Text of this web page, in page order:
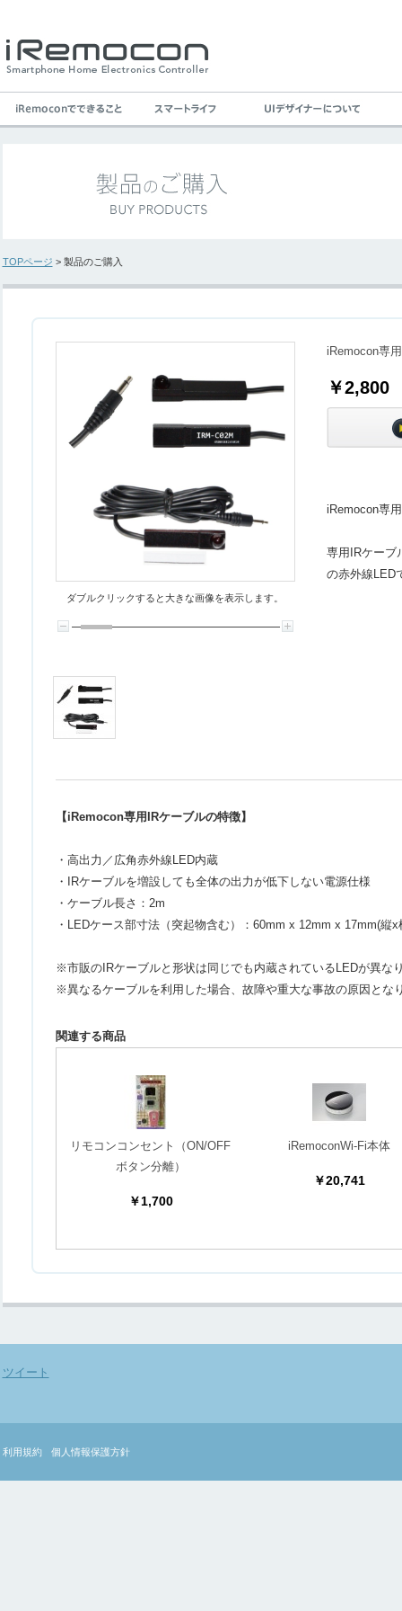
TOPページ > 製品のご購入
ダブルクリックすると大きな画像を表示します。
iRemocon専
￥2,800
iRemocon専
専用IRケーブ
の赤外線LED
【iRemocon専用IRケーブルの特徴】
・高出力／広角赤外線LED内蔵
・IRケーブルを増設しても全体の出力が低下しない電源仕様
・ケーブル長さ：2m
・LEDケース部寸法（突起物含む）：60mm x 12mm x 17mm(縦x
※市販のIRケーブルと形状は同じでも内蔵されているLEDが異な
※異なるケーブルを利用した場合、故障や重大な事故の原因とな
関連する商品
リモコンコンセント（ON/OFF
ボタン分離）
￥1,700
iRemoconWi-Fi本体
￥20,741
ツイート
利用規約 個人情報保護方針